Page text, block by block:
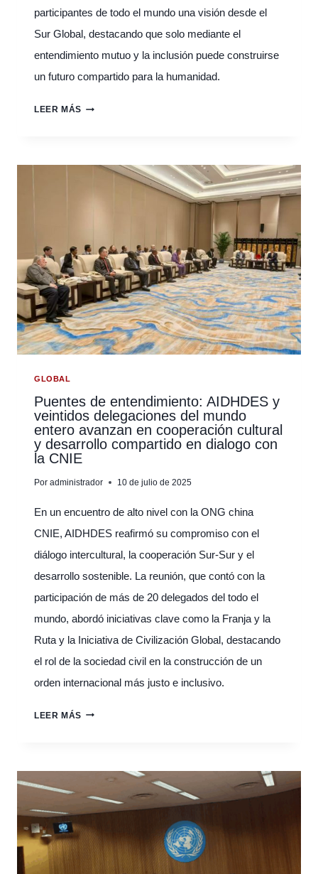
participantes de todo el mundo una visión desde el
Sur Global, destacando que solo mediante el
entendimiento mutuo y la inclusión puede construirse
un futuro compartido para la humanidad.
LEER MÁSMÁS
FRONTERAS:
CUMBRE
DEL
DIÁLOGO
CIVILIZACIONAL
PARA
UNA
HUMANIDAD
GLOBAL
Puentes de entendimiento: AIDHDES y
veintidos delegaciones del mundo
entero avanzan en cooperación cultural
y desarrollo compartido en dialogo con
la CNIE
Por administrador 10 de julio de 2025
En un encuentro de alto nivel con la ONG china
CNIE, AIDHDES reafirmó su compromiso con el
diálogo intercultural, la cooperación Sur-Sur y el
desarrollo sostenible. La reunión, que contó con la
participación de más de 20 delegados del todo el
mundo, abordó iniciativas clave como la Franja y la
Ruta y la Iniciativa de Civilización Global, destacando
el rol de la sociedad civil en la construcción de un
orden internacional más justo e inclusivo.
LEER MÁSPUENTES
VEINTIDOS
DELEGACIONES
DEL
MUNDO